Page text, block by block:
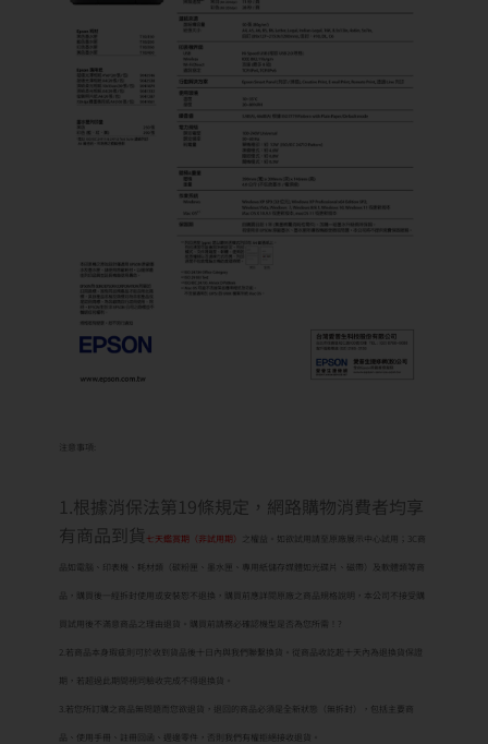
注意事項:
1.根據消保法第19條規定，網路購物消費者均享
有商品到貨 七天鑑賞期（非試用期） 之權益。如欲試用請至原廠展示中心試用；3C商
品如電腦、印表機、耗材類（碳粉匣、墨水匣、專用紙儲存媒體如光碟片、磁帶）及軟體類等商
品，購買後一經拆封使用或安裝恕不退換，購買前應詳閱原廠之商品規格說明，本公司不接受購
買試用後不滿意商品之理由退貨。購買前請務必確認機型是否為您所需！?
2.若商品本身瑕疵則可於收到貨品後十日內與我們聯繫換貨。從商品收訖起十天內為退換貨保證
期，若超過此期間視同驗收完成不得退換貨。
3.若您所訂購之商品無問題而您欲退貨，退回的商品必須是全新狀態（無拆封），包括主要商
品、使用手冊、註冊回函、週邊零件，否則我們有權拒絕接收退貨。